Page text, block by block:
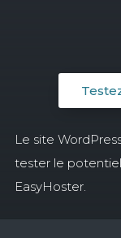
Le site
tester le
EasyHoster.